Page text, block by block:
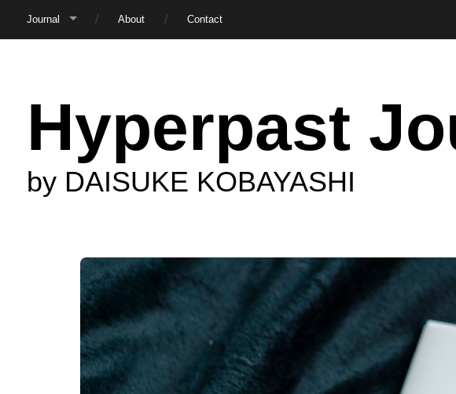
Journal About Contact
Hyperpast
by DAISUKE KOBAYASHI